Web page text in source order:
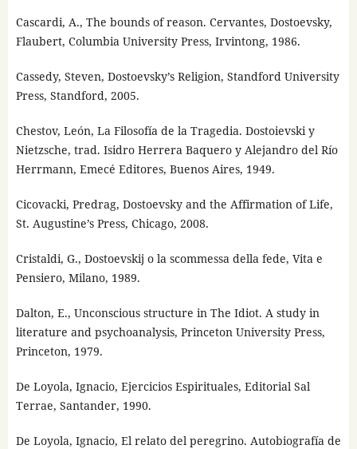
Cascardi, A., The bounds of reason. Cervantes, Dostoevsky,
Flaubert, Columbia University Press, Irvintong, 1986.
Cassedy, Steven, Dostoevsky’s Religion, Standford University
Press, Standford, 2005.
Chestov, León, La Filosofía de la Tragedia. Dostoievski y
Nietzsche, trad. Isidro Herrera Baquero y Alejandro del Río
Herrmann, Emecé Editores, Buenos Aires, 1949.
Cicovacki, Predrag, Dostoevsky and the Affirmation of Life,
St. Augustine’s Press, Chicago, 2008.
Cristaldi, G., Dostoevskij o la scommessa della fede, Vita e
Pensiero, Milano, 1989.
Dalton, E., Unconscious structure in The Idiot. A study in
literature and psychoanalysis, Princeton University Press,
Princeton, 1979.
De Loyola, Ignacio, Ejercicios Espirituales, Editorial Sal
Terrae, Santander, 1990.
De Loyola, Ignacio, El relato del peregrino. Autobiografía de